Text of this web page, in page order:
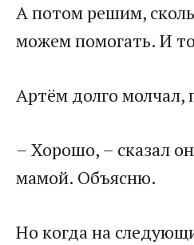
А потом решим,
можем помогать. И
Артём долго молчал,
– Хорошо, – сказал
мамой. Объясню.
Но когда на